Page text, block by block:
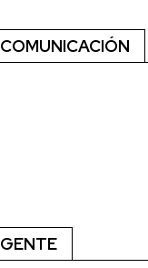
COMUNICACIÓN
GENTE